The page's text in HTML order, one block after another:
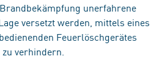
unerfahrene
versetzt werden, mittels eines
Feuerlöschgerätes
verhindern.